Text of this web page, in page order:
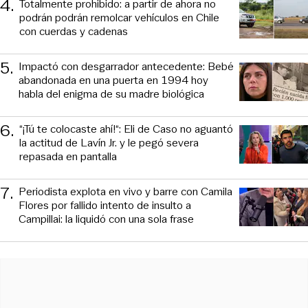
4. Totalmente prohibido: a partir de ahora no
podrán podrán remolcar vehículos en Chile
con cuerdas y cadenas
5. Impactó con desgarrador antecedente: Bebé
abandonada en una puerta en 1994 hoy
habla del enigma de su madre biológica
6. “¡Tú te colocaste ahí!“: Eli de Caso no aguantó
la actitud de Lavín Jr. y le pegó severa
repasada en pantalla
7. Periodista explota en vivo y barre con Camila
Flores por fallido intento de insulto a
Campillai: la liquidó con una sola frase